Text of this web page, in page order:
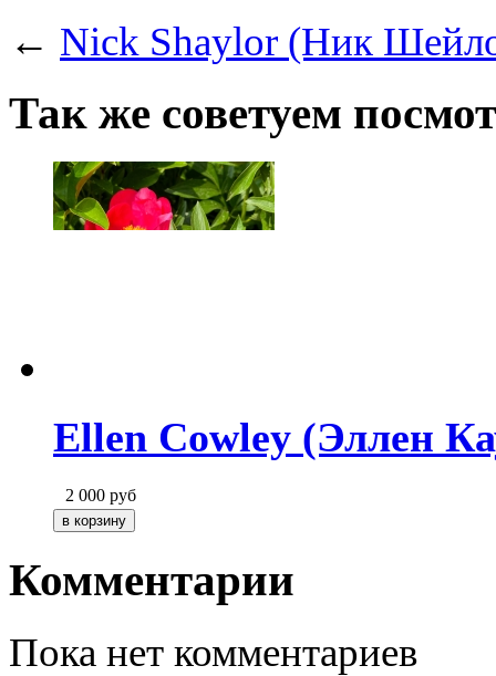
← Nick Shaylor (Ник
Так же советуем
Ellen Cowley (Эллен
2 000 руб
Комментарии
Пока нет комментариев